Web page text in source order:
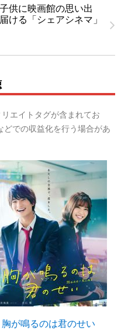
供に映画館の思い出
ける「シェアシネマ」
エイトタグが含まれてお
どでの収益化を行う場合があ
胸が鳴るのは君のせい